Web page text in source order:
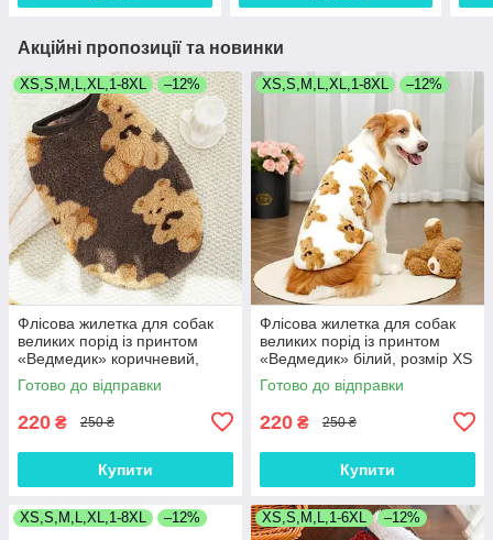
Акційні пропозиції та новинки
XS,S,M,L,XL,1-8XL –12%
Флісова жилетка для собак
великих порід із принтом
«Ведмедик» коричневий,
розмір XS
Готово до відправки
220 ₴ 250 ₴
Купити
XS,S,M,L,XL,1-8XL –12%
Флісова жилетка для собак
великих порід із принтом
«Ведмедик» білий, розмір XS
Готово до відправки
220 ₴ 250 ₴
Купити
XS,S,M,L,XL,1-8XL –12% XS,S,M,L,1-6XL –12%